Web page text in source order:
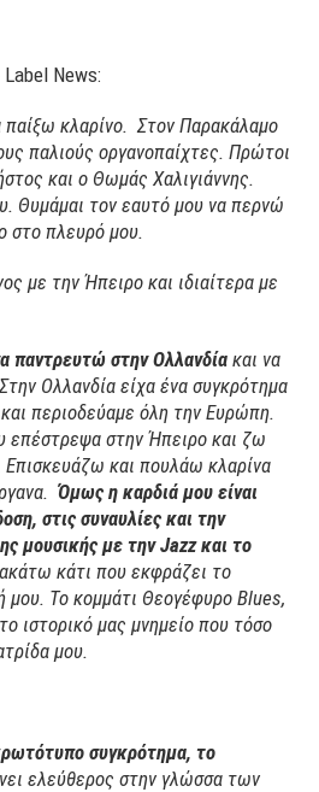
News:
παίξω κλαρίνο. Στον Παρακάλαμο
παλιούς οργανοπαίχτες. Πρώτοι
και ο Θωμάς Χαλιγιάννης.
Θυμάμαι τον εαυτό μου να περνώ
στο πλευρό μου.
με την Ήπειρο και ιδιαίτερα με
παντρευτώ στην Ολλανδία και να
Ολλανδία είχα ένα συγκρότημα
περιοδεύαμε όλη την Ευρώπη.
επέστρεψα στην Ήπειρο και ζω
και πουλάω κλαρίνα
Όμως η καρδιά μου είναι
στις συναυλίες και την
μουσικής με την Jazz και το
κάτι που εκφράζει το
μου. Το κομμάτι Θεογέφυρο Blues,
ιστορικό μας μνημείο που τόσο
μου.
ρωτότυπο συγκρότημα, το
ελεύθερος στην γλώσσα των